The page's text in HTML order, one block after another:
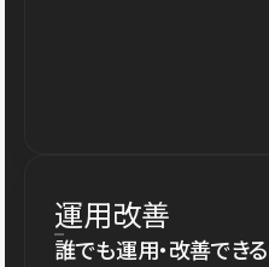
運用改善
誰でも運用・改善できる